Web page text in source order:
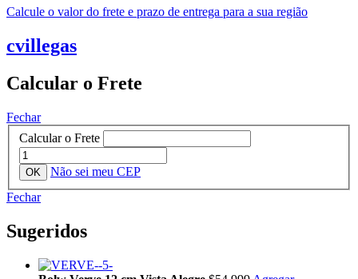
Calcule o valor do frete e prazo de entrega para a sua região
cvillegas
Calcular o Frete
Fechar
Calcular o Frete
Não sei meu CEP
Fechar
Sugeridos